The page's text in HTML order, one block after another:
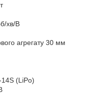
хв/В
агрегату 30 мм
(LiPo)